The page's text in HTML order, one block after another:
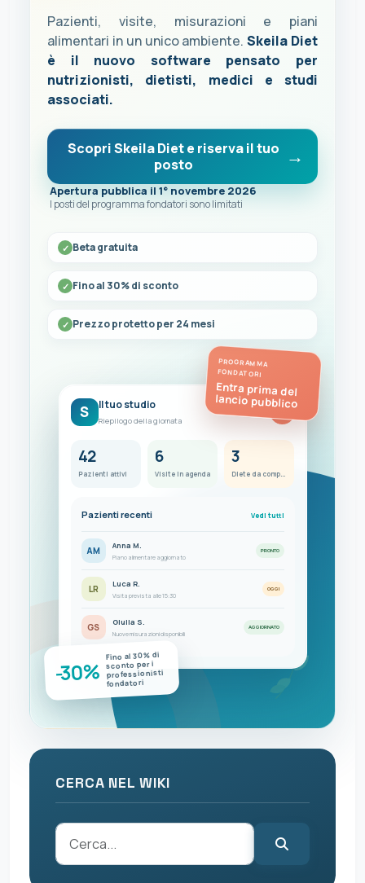
Pazienti, visite, misurazioni e piani
alimentari in un unico ambiente.Skeila Diet
è il nuovo software pensato per
nutrizionisti, dietisti, medici e studi
associati.
Scopri Skeila Diet e riserva il tuo
posto
Apertura pubblica il 1° novembre 2026
I posti del programma fondatori sono limitati
Beta gratuita
Fino al 30% di sconto
Prezzo protetto per 24 mesi
PROGRAMMA
FONDATORI
Entra prima del
lancio pubblico
S Il tuo studio
Riepilogo della giornata
FC
42
Pazienti attivi
6
Visite in agenda
3
Pazienti recenti Vedi tutti
AM Anna M.
Piano alimentare aggiornato
PRONTO
LR Luca R.
Visita prevista alle 15:30
OGGI
GS Giulia S.
Nuove misurazioni disponibili
AGGIORNATO
-30%
Fino al 30% di
sconto per i
professionisti
fondatori
CERCA NEL WIKI